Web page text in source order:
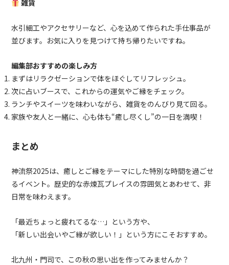
雑貨
水引細工やアクセサリーなど、心を込めて作られた手仕事品が
並びます。お気に入りを見つけて持ち帰りたいですね。
編集部おすすめの楽しみ方
まずはリラクゼーションで体をほぐしてリフレッシュ。
次に占いブースで、これからの運気やご縁をチェック。
ランチやスイーツを味わいながら、雑貨をのんびり見て回る。
家族や友人と一緒に、心も体も“癒し尽くし”の一日を満喫！
まとめ
神流祭2025は、癒しとご縁をテーマにした特別な時間を過ごせ
るイベント。歴史的な赤煉瓦プレイスの雰囲気とあわせて、非
日常を味わえます。
「最近ちょっと疲れてるな…」という方や、
「新しい出会いやご縁が欲しい！」という方にこそおすすめ。
北九州・門司で、この秋の思い出を作ってみませんか？